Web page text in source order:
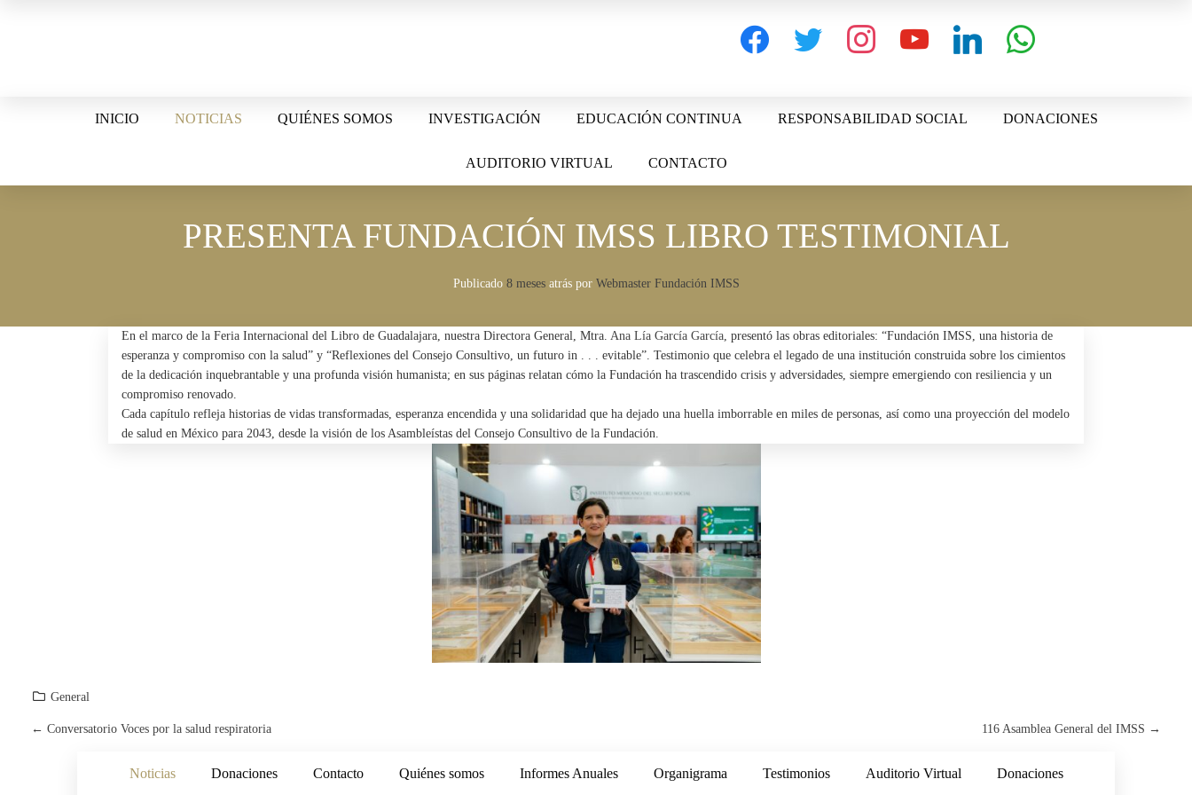
facebook twitter instagram youtube linkedin whatsapp
INICIO NOTICIAS QUIÉNES SOMOS INVESTIGACIÓN EDUCACIÓN CONTINUA RESPONSABILIDAD SOCIAL DONACIONES
AUDITORIO VIRTUAL CONTACTO
PRESENTA FUNDACIÓN IMSS LIBRO TESTIMONIAL
Publicado 8 mesesatrás por Webmaster Fundación IMSS
En el marco de la Feria Internacional del Libro de Guadalajara, nuestra Directora General, Mtra. Ana Lía García García, presentó las obras editoriales: “Fundación IMSS, una historia de
esperanza y compromiso con la salud” y “Reflexiones del Consejo Consultivo, un futuro in . . . evitable”. Testimonio que celebra el legado de una institución construida sobre los cimientos
de la dedicación inquebrantable y una profunda visión humanista; en sus páginas relatan cómo la Fundación ha trascendido crisis y adversidades, siempre emergiendo con resiliencia y un
compromiso renovado.
Cada capítulo refleja historias de vidas transformadas, esperanza encendida y una solidaridad que ha dejado una huella imborrable en miles de personas, así como una proyección del modelo
de salud en México para 2043, desde la visión de los Asambleístas del Consejo Consultivo de la Fundación.
General
P
← Conversatorio Voces por la salud respiratoria 116 Asamblea General del IMSS →
Noticias Donaciones Contacto Quiénes somos Informes Anuales Organigrama Testimonios Auditorio Virtual Donaciones